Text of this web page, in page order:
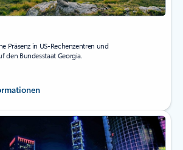
Präsenz in US-Rechenzentren und
den Bundesstaat Georgia.